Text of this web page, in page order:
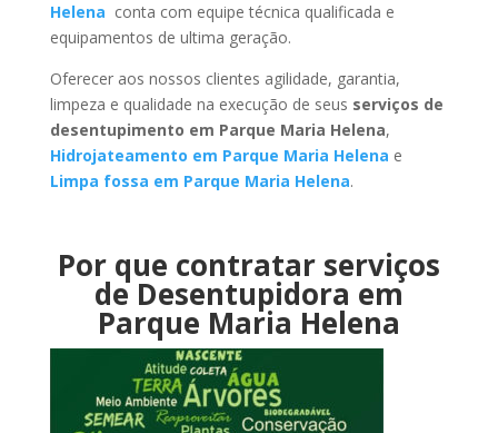
Helena conta com equipe técnica qualificada e
equipamentos de ultima geração.
Oferecer aos nossos clientes agilidade, garantia,
limpeza e qualidade na execução de seus serviços de
desentupimento em Parque Maria Helena,
Hidrojateamento em Parque Maria Helena e
Limpa fossa em Parque Maria Helena.
Por que contratar serviços
de Desentupidora em
Parque Maria Helena